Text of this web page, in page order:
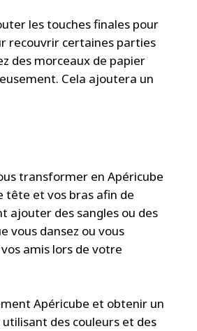
les touches finales pour
recouvrir certaines parties
des morceaux de papier
Cela ajoutera un
transformer en Apéricube
tête et vos bras afin de
ajouter des sangles ou des
vous dansez ou vous
amis lors de votre
Apéricube et obtenir un
des couleurs et des